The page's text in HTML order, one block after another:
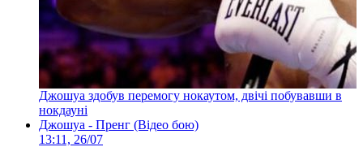
Джошуа здобув перемогу нокаутом, двічі побувавши в
нокдауні
Джошуа - Пренг (Відео бою)
13:11, 26/07